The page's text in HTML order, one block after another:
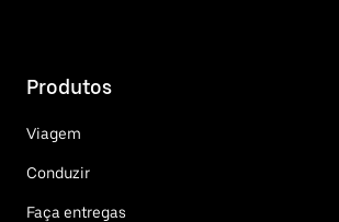
Produtos
Viagem
Conduzir
Faça entregas